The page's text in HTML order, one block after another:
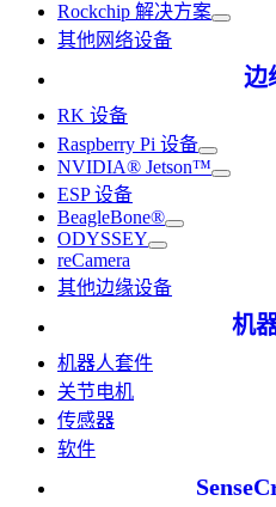
Rockchip 解决方案
其他网络设备
边
RK 设备
Raspberry Pi 设备
NVIDIA® Jetson™
ESP 设备
BeagleBone®
ODYSSEY
reCamera
其他边缘设备
机
机器人套件
关节电机
传感器
软件